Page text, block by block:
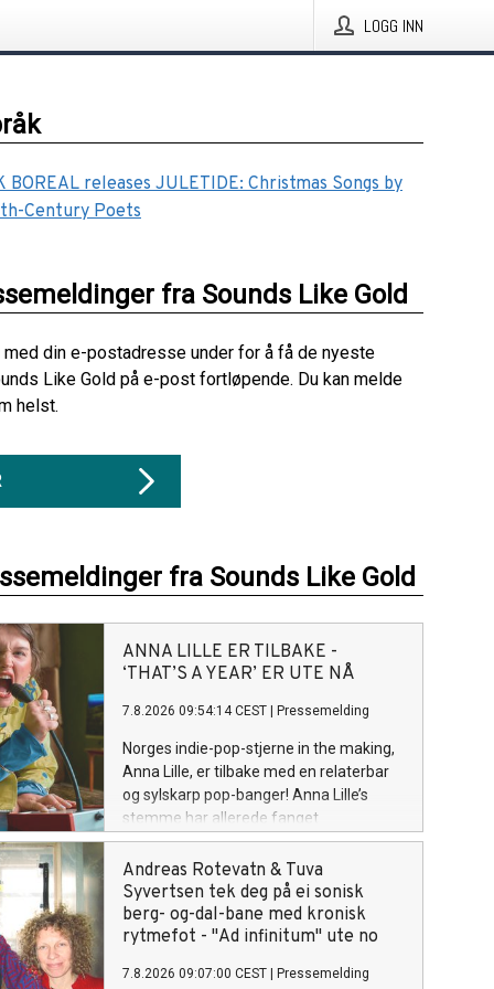
LOGG INN
BOREAL releases JULETIDE: Christmas Songs by
Century Poets
fra Sounds Like Gold
din e-postadresse under for å få de nyeste
Like Gold på e-post fortløpende. Du kan melde
helst.
fra Sounds Like Gold
ANNA LILLE ER TILBAKE -
‘THAT’S A YEAR’ ER UTE NÅ
7.8.2026 09:54:14 CEST Pressemelding
Norges indie-pop-stjerne in the making,
Anna Lille, er tilbake med en relaterbar
og sylskarp pop-banger! Anna Lille’s
stemme har allerede fanget
oppmerksomheten til globale
superstjerner som Justin Bieber og Billie
Eilish på nett. Og nå på sin nye singel
«That's a Year», synger hun om den
spesifikke følelsen av å gå ut av et
bortkastet tid, men så å gradvis
Andreas Rotevatn & Tuva
Syvertsen tek deg på ei sonisk
berg- og-dal-bane med kronisk
rytmefot - "Ad infinitum" ute no
7.8.2026 09:07:00 CEST Pressemelding